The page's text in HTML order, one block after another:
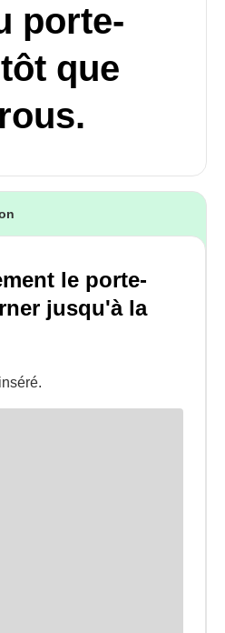
porte-
que
le porte-
jusqu'à la